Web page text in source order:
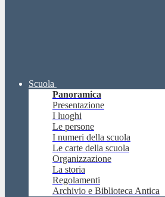
Scuola
Panoramica
Presentazione
I luoghi
Le persone
I numeri della scuola
Le carte della scuola
Organizzazione
La storia
Regolamenti
Archivio e Biblioteca Antica